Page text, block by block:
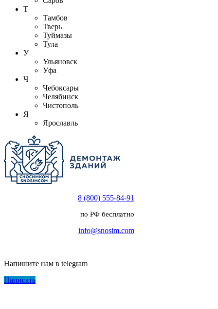
Т
Тамбов
Тверь
Туймазы
Тула
У
Ульяновск
Уфа
Ч
Чебоксары
Челябинск
Чистополь
Я
Ярославль
8 (800) 555-84-91
по РФ бесплатно
info@snosim.com
Напишите нам в telegram
Написать